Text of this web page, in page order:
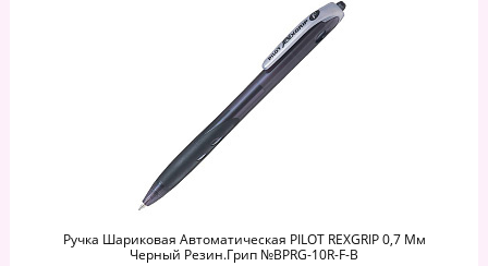
Ручка Шариковая Автоматическая PILOT REXGRIP 0,7 Мм
Черный Резин.грип №BPRG-10R-F-B